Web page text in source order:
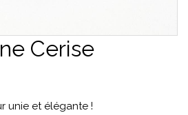
Cerise
unie et élégante !